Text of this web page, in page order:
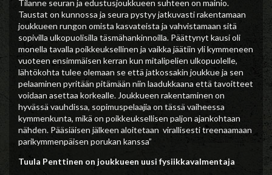
Tilanne seuran ja edustusjoukkueen suhteen on mainio.
Taustat on kunnossa ja seura pystyy jatkuvasti rakentamaan
joukkueen rungon omista kasvateista ja vahvistamaan sitä
sopivilla ulkopuolisilla täsmähankinnoilla. Päättynyt kausi oli
monella tavalla poikkeuksellinen ja vaikka jäätiin yli kymmeneen
vuoteen ensimmäisen kerran kun mitalipelien ulkopuolelle,
lähtökohta tulee olemaan se että jatkossakin joukkue ja sen
pelaaminen pyritään pitämään niin laadukkaana että tavoitteet
voidaan asettaa korkealle. Joukkueen rakentaminen on
hyvässä vauhdissa, sopimuspelaajia on tässä vaiheessa
kymmenkunta, mikä on poikkeuksellisen paljon ajankohtaan
nähden. Pääsiäisen jälkeen aloitetaan virallisesti treenaamaan
parikymmenpäisen porukan kanssa”
Tuula Penttinen on joukkueen uusi fysiikkavalmentaja